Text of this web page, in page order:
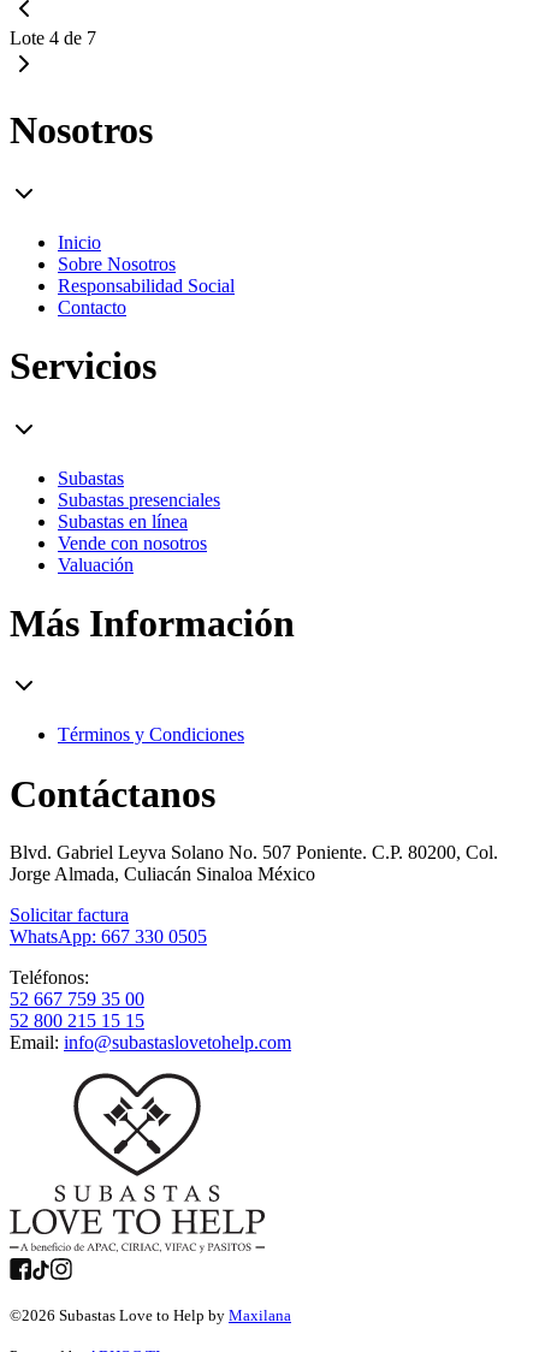
Lote 4 de 7
Nosotros
Inicio
Sobre Nosotros
Responsabilidad Social
Contacto
Servicios
Subastas
Subastas presenciales
Subastas en línea
Vende con nosotros
Valuación
Más Información
Términos y Condiciones
Contáctanos
Blvd. Gabriel Leyva Solano No. 507 Poniente. C.P. 80200, Col.
Jorge Almada, Culiacán Sinaloa México
Solicitar factura
WhatsApp: 667 330 0505
Teléfonos:
52 667 759 35 00
52 800 215 15 15
Email: info@subastaslovetohelp.com
©2026 Subastas Love to Help by Maxilana